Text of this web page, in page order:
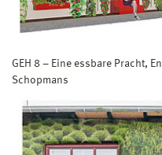
GEH 8 – Eine essbare Pracht,
Schopmans